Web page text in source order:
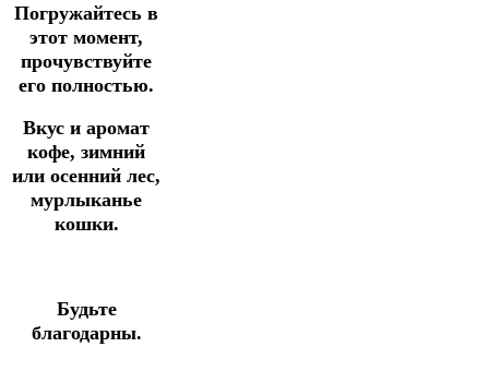
Погружайтесь в
этот момент,
прочувствуйте
его полностью.
Вкус и аромат
кофе, зимний
или осенний лес,
мурлыканье
кошки.
Будьте
благодарны.